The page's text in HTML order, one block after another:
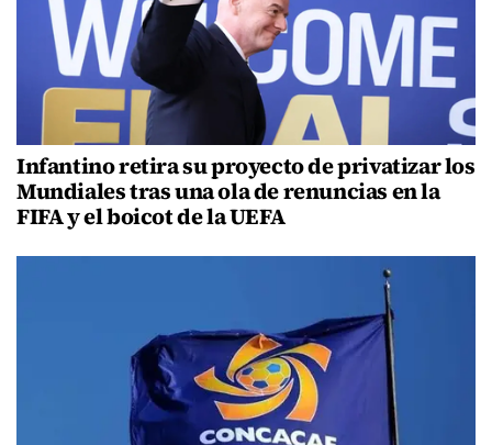
Infantino retira su proyecto de privatizar los
Mundiales tras una ola de renuncias en la
FIFA y el boicot de la UEFA